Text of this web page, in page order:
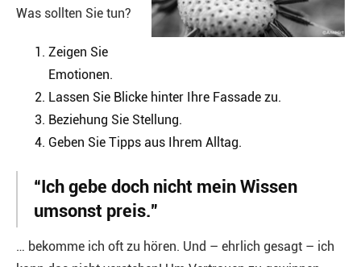
Was sollten Sie tun?
Zeigen Sie
Emotionen.
Lassen Sie Blicke hinter Ihre Fassade zu.
Beziehung Sie Stellung.
Geben Sie Tipps aus Ihrem Alltag.
“Ich gebe doch nicht mein Wissen
umsonst preis.”
… bekomme ich oft zu hören. Und – ehrlich gesagt – ich